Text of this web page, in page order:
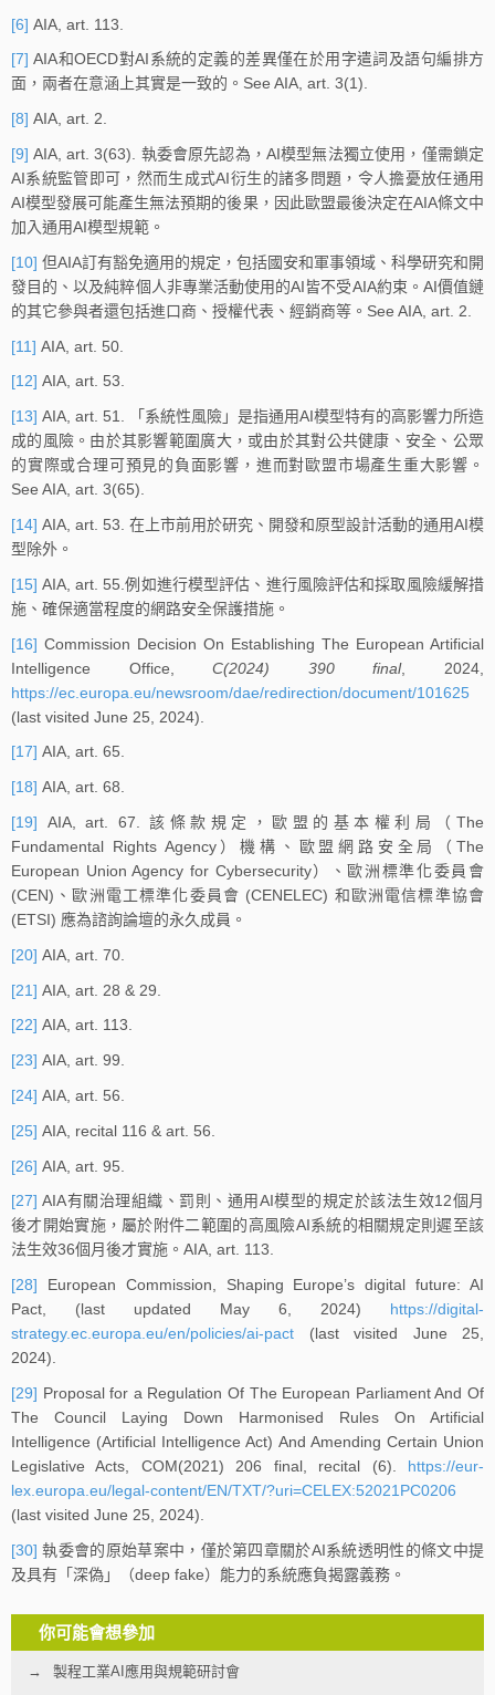
[6] AIA, art. 113.
[7] AIA和OECD對AI系統的定義的差異僅在於用字遣詞及語句編排方
面，兩者在意涵上其實是一致的。See AIA, art. 3(1).
[8] AIA, art. 2.
[9] AIA, art. 3(63). 執委會原先認為，AI模型無法獨立使用，僅需鎖定
AI系統監管即可，然而生成式AI衍生的諸多問題，令人擔憂放任通用
AI模型發展可能產生無法預期的後果，因此歐盟最後決定在AIA條文中
加入通用AI模型規範。
[10] 但AIA訂有豁免適用的規定，包括國安和軍事領域、科學研究和開
發目的、以及純粹個人非專業活動使用的AI皆不受AIA約束。AI價值鏈
的其它參與者還包括進口商、授權代表、經銷商等。See AIA, art. 2.
[11] AIA, art. 50.
[12] AIA, art. 53.
[13] AIA, art. 51. 「系統性風險」是指通用AI模型特有的高影響力所造
成的風險。由於其影響範圍廣大，或由於其對公共健康、安全、公眾
的實際或合理可預見的負面影響，進而對歐盟市場產生重大影響。
See AIA, art. 3(65).
[14] AIA, art. 53. 在上市前用於研究、開發和原型設計活動的通用AI模
型除外。
[15] AIA, art. 55.例如進行模型評估、進行風險評估和採取風險緩解措
施、確保適當程度的網路安全保護措施。
[16] Commission Decision On Establishing The European Artificial
Intelligence Office,C(2024) 390 final, 2024,
https://ec.europa.eu/newsroom/dae/redirection/document/101625
(last visited June 25, 2024).
[17] AIA, art. 65.
[18] AIA, art. 68.
[19] AIA, art. 67. 該條款規定，歐盟的基本權利局（The
Fundamental Rights Agency）機構、歐盟網路安全局（The
European Union Agency for Cybersecurity）、歐洲標準化委員會
(CEN)、歐洲電工標準化委員會 (CENELEC) 和歐洲電信標準協會
(ETSI) 應為諮詢論壇的永久成員。
[20] AIA, art. 70.
[21] AIA, art. 28 & 29.
[22] AIA, art. 113.
[23] AIA, art. 99.
[24] AIA, art. 56.
[25] AIA, recital 116 & art. 56.
[26] AIA, art. 95.
[27] AIA有關治理組織、罰則、通用AI模型的規定於該法生效12個月
後才開始實施，屬於附件二範圍的高風險AI系統的相關規定則遲至該
法生效36個月後才實施。AIA, art. 113.
[28] European Commission, Shaping Europe’s digital future: AI
Pact, (last updated May 6, 2024) https://digital-
strategy.ec.europa.eu/en/policies/ai-pact (last visited June 25,
2024).
[29] Proposal for a Regulation Of The European Parliament And Of
The Council Laying Down Harmonised Rules On Artificial
Intelligence (Artificial Intelligence Act) And Amending Certain Union
Legislative Acts, COM(2021) 206 final, recital (6). https://eur-
lex.europa.eu/legal-content/EN/TXT/?uri=CELEX:52021PC0206
(last visited June 25, 2024).
[30] 執委會的原始草案中，僅於第四章關於AI系統透明性的條文中提
及具有「深偽」（deep fake）能力的系統應負揭露義務。
你可能會想參加
製程工業AI應用與規範研討會